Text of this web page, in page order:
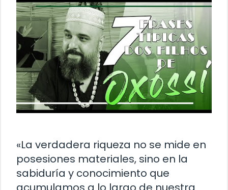
«La verdadera riqueza no se mide en
posesiones materiales, sino en la
sabiduría y conocimiento que